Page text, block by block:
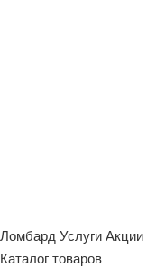
Ломбард Услуги Акции
Каталог товаров